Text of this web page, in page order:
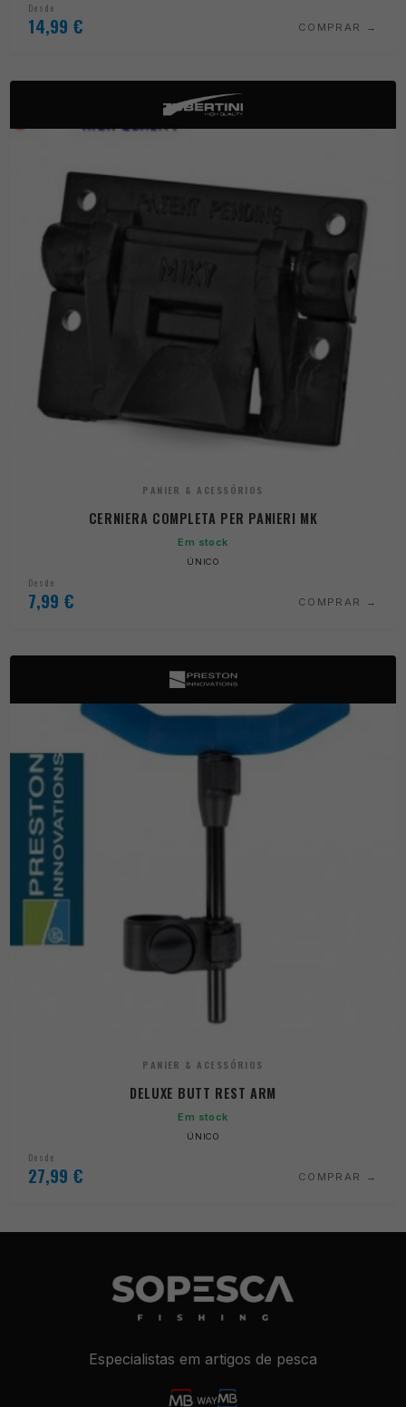
Desde
14,99 € COMPRAR
PANIER & ACESSÓRIOS
CERNIERA COMPLETA PER PANIERI MK
Em stock
ÚNICO
Desde
7,99 € COMPRAR
PANIER & ACESSÓRIOS
DELUXE BUTT REST ARM
Em stock
ÚNICO
Desde
27,99 € COMPRAR
Especialistas em artigos de pesca